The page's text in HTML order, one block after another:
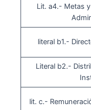
Lit. a4.- Metas
literal b1.-
Literal b2.-
lit. c.-